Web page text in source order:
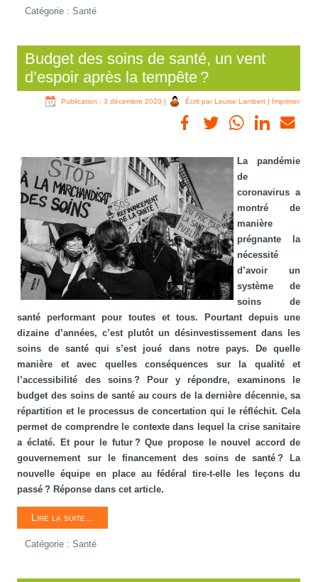
Catégorie :Santé
Budget des soins de santé, un vent
d’espoir après la tempête ?
Publication : 3 décembre 2020 | Écrit par Louise Lambert | Imprimer
La pandémie
de
coronavirus a
montré de
manière
prégnante la
nécessité
d’avoir un
système de
soins de
santé performant pour toutes et tous. Pourtant depuis une
dizaine d’années, c’est plutôt un désinvestissement dans les
soins de santé qui s’est joué dans notre pays. De quelle
manière et avec quelles conséquences sur la qualité et
l’accessibilité des soins ? Pour y répondre, examinons le
budget des soins de santé au cours de la dernière décennie, sa
répartition et le processus de concertation qui le réfléchit. Cela
permet de comprendre le contexte dans lequel la crise sanitaire
a éclaté. Et pour le futur ? Que propose le nouvel accord de
gouvernement sur le financement des soins de santé ? La
nouvelle équipe en place au fédéral tire-t-elle les leçons du
passé ? Réponse dans cet article.
Lire la suite...
Catégorie :Santé